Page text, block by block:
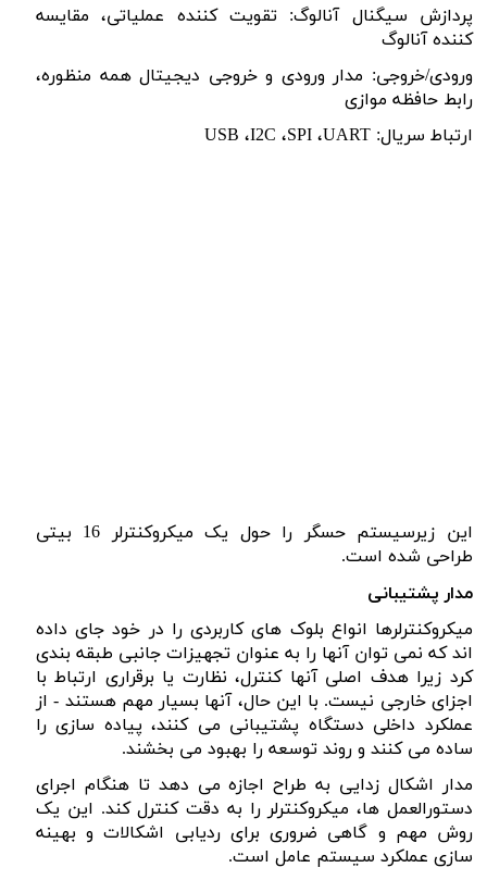
پردازش سیگنال آنالوگ: تقویت کننده عملیاتی، مقایسه
کننده آنالوگ
ورودی/خروجی: مدار ورودی و خروجی دیجیتال همه منظوره،
رابط حافظه موازی
ارتباط سریال: UART، SPI، I2C، USB
این زیرسیستم حسگر را حول یک میکروکنترلر 16 بیتی
طراحی شده است.
مدار پشتیبانی
میکروکنترلرها انواع بلوک های کاربردی را در خود جای داده
اند که نمی توان آنها را به عنوان تجهیزات جانبی طبقه بندی
کرد زیرا هدف اصلی آنها کنترل، نظارت یا برقراری ارتباط با
اجزای خارجی نیست. با این حال، آنها بسیار مهم هستند - از
عملکرد داخلی دستگاه پشتیبانی می کنند، پیاده سازی را
ساده می کنند و روند توسعه را بهبود می بخشند.
مدار اشکال زدایی به طراح اجازه می دهد تا هنگام اجرای
دستورالعمل ها، میکروکنترلر را به دقت کنترل کند. این یک
روش مهم و گاهی ضروری برای ردیابی اشکالات و بهینه
سازی عملکرد سیستم عامل است.